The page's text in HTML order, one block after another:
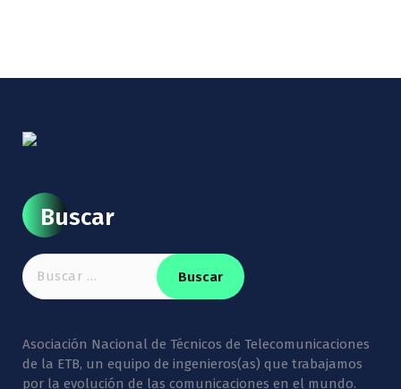
Buscar
Buscar:
Asociación Nacional de Técnicos de Telecomunicaciones
de la ETB, un equipo de ingenieros(as) que trabajamos
por la evolución de las comunicaciones en el mundo.